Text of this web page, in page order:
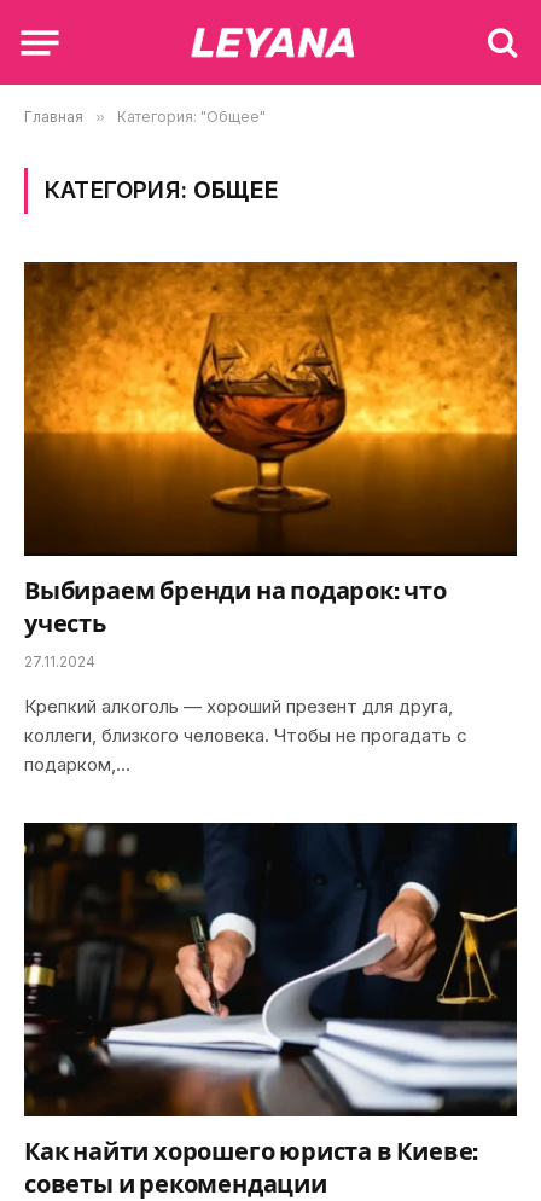
Главная » Категория: "Общее"
КАТЕГОРИЯ: ОБЩЕЕ
Выбираем бренди на подарок: что
учесть
27.11.2024
Крепкий алкоголь — хороший презент для друга,
коллеги, близкого человека. Чтобы не прогадать с
подарком,…
Как найти хорошего юриста в Киеве:
советы и рекомендации